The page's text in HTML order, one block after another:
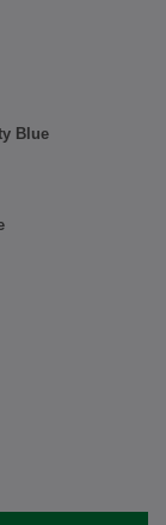
Blue